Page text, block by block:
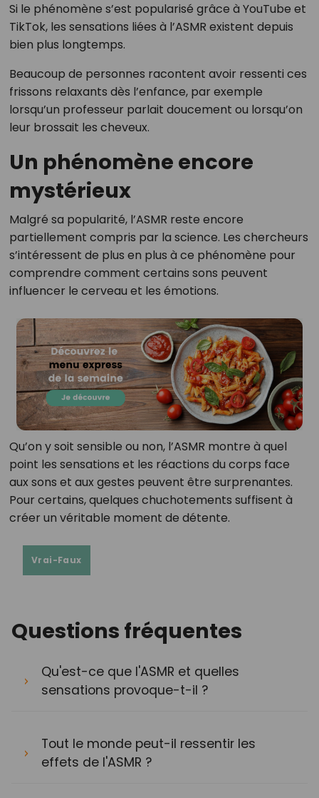
Si le phénomène s’est popularisé grâce à YouTube et
TikTok, les sensations liées à l’ASMR existent depuis
bien plus longtemps.
Beaucoup de personnes racontent avoir ressenti ces
frissons relaxants dès l’enfance, par exemple
lorsqu’un professeur parlait doucement ou lorsqu’on
leur brossait les cheveux.
Un phénomène encore
mystérieux
Malgré sa popularité, l’ASMR reste encore
partiellement compris par la science. Les chercheurs
s’intéressent de plus en plus à ce phénomène pour
comprendre comment certains sons peuvent
influencer le cerveau et les émotions.
Qu’on y soit sensible ou non, l’ASMR montre à quel
point les sensations et les réactions du corps face
aux sons et aux gestes peuvent être surprenantes.
Pour certains, quelques chuchotements suffisent à
créer un véritable moment de détente.
Vrai-Faux
Questions fréquentes
Qu'est-ce que l'ASMR et quelles
sensations provoque-t-il ?
Tout le monde peut-il ressentir les
effets de l'ASMR ?